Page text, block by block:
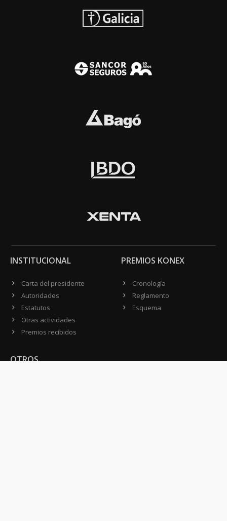
INSTITUCIONAL
Carta del presidente
Autoridades
Estatutos
Otras actividades
Premios recibidos
PREMIOS KONEX
Cronología
Reglamento
Esquema
OTROS